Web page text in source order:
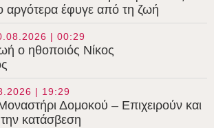
αργότερα έφυγε από τη ζωή
| 00:29
ο ηθοποιός Νίκος
| 19:29
Δομοκού – Επιχειρούν και
την κατάσβεση